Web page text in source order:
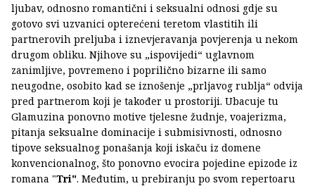
ljubav, odnosno romantični i seksualni odnosi gdje su
gotovo svi uzvanici opterećeni teretom vlastitih ili
partnerovih preljuba i iznevjeravanja povjerenja u nekom
drugom obliku. Njihove su „ispovijedi“ uglavnom
zanimljive, povremeno i poprilično bizarne ili samo
neugodne, osobito kad se iznošenje „prljavog rublja“ odvija
pred partnerom koji je također u prostoriji. Ubacuje tu
Glamuzina ponovno motive tjelesne žudnje, voajerizma,
pitanja seksualne dominacije i submisivnosti, odnosno
tipove seksualnog ponašanja koji iskaču iz domene
konvencionalnog, što ponovno evocira pojedine epizode iz
romana "Tri". Međutim, u prebiranju po svom repertoaru